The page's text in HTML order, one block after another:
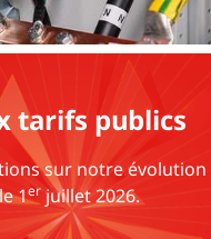
tarifs publics
sur notre
1er juillet 2026.